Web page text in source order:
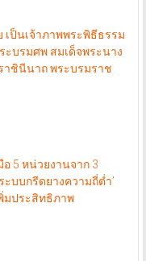
เป็นเจ้าภาพพระพิธีธรรม
ะบรมศพ สมเด็จพระนาง
าชินีนาถ พระบรมราช
5 หน่วยงานจาก 3
ะบบกรีดยางความถี่ต่ำ’
มประสิทธิภาพ